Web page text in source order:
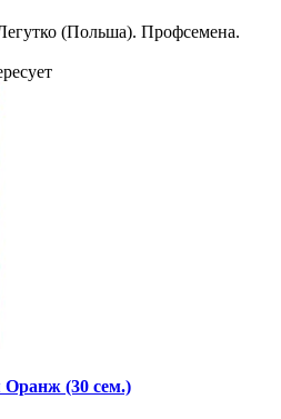
(Польша). Профсемена.
Оранж (30 сем.)